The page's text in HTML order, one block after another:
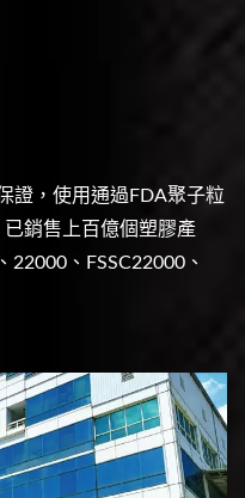
證，使用通過FDA聚子粒
銷售上百億個塑膠產
、FSSC22000、